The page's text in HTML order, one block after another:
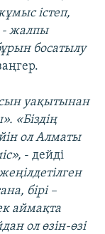
істеп,
- жалпы
босатылу
уақытынан
«Біздің
ол Алматы
- дейді
бірі –
аймақта
ол өзін-өзі